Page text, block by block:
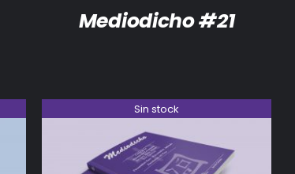
Mediodicho #21
Sin stock